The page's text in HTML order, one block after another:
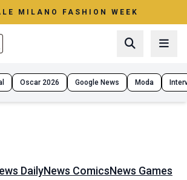
MILANO FASHION WEEK
Oscar 2026 Google News Moda
DailyNews ComicsNews Games